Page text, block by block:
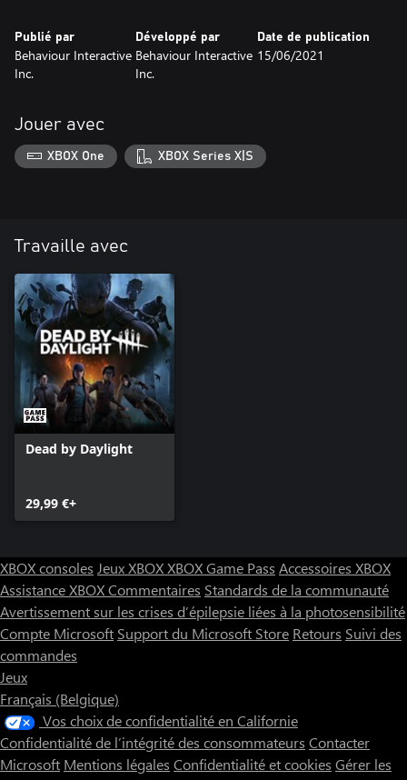
Publié par
Behaviour Interactive
Inc.
Développé par
Behaviour Interactive
Inc.
Date de publication
15/06/2021
Jouer avec
XBOX One XBOX Series X|S
Travaille avec
Dead by Daylight
29,99 €+
XBOX consoles Jeux XBOXXBOX Game Pass Accessoires XBOX
Assistance XBOXCommentaires Standards de la communauté
Avertissement sur les crises d’épilepsie liées à la photosensibilité
Compte Microsoft Support du Microsoft Store Retours Suivi des
commandes
Jeux
Français (Belgique)
Vos choix de confidentialité en Californie
Confidentialité de l’intégrité des consommateurs Contacter
Microsoft Mentions légales Confidentialité et cookies Gérer les